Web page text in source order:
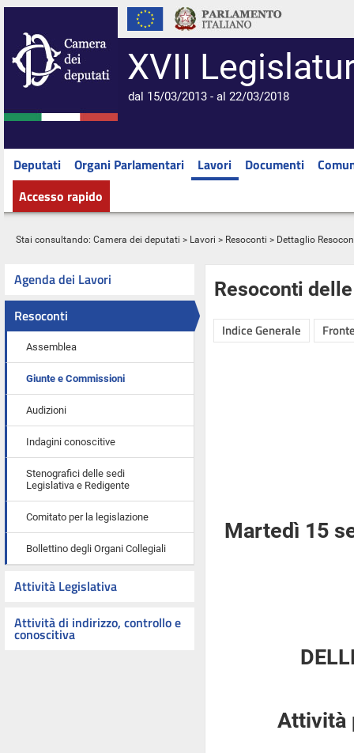
XVII
dal 15/03/2013 - al 22/03/2018
Deputati Organi Parlamentari Lavori Documenti
Accesso rapido
Stai consultando: Camera dei deputati > Lavori > Resoconti > Dettaglio
Agenda dei Lavori
Resoconti
Assemblea
Giunte e Commissioni
Audizioni
Indagini conoscitive
Stenografici delle sedi
Legislativa e Redigente
Comitato per la legislazione
Bollettino degli Organi Collegiali
Attività Legislativa
Attività di indirizzo, controllo e
conoscitiva
Resoconti
Indice Generale
Martedì 15
Attività